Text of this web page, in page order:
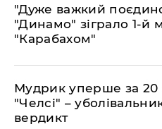
"Дуже важкий
"Динамо" зіграло 1-й
"Карабахом"
​Мудрик уперше за 20
"Челсі" –
вердикт